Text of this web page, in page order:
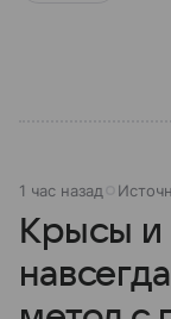
1 час назад
Крысы и